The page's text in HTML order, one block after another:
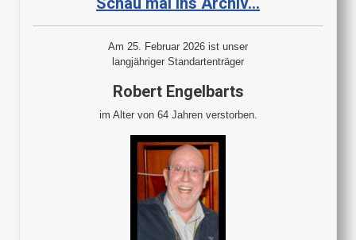
Am 25. Februar 2026 ist unser
langjähriger Standartenträger
Robert Engelbarts
im Alter von 64 Jahren verstorben.